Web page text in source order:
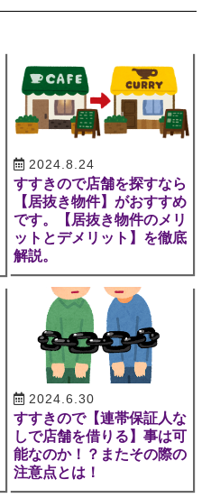
2024.8.24
すすきので店舗を探すなら
【居抜き物件】がおすすめ
です。【居抜き物件のメリ
ットとデメリット】を徹底
解説。
2024.6.30
すすきので【連帯保証人な
しで店舗を借りる】事は可
能なのか！？またその際の
注意点とは！